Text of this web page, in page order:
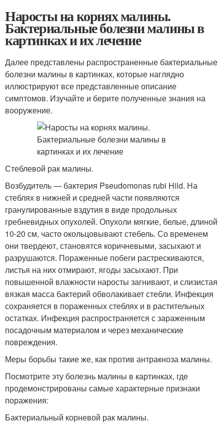
Наросты на корнях малины.
Бактериальные болезни малины в
картинках и их лечение
Далее представлены распространенные бактериальные
болезни малины в картинках, которые наглядно
иллюстрируют все представленные описание
симптомов. Изучайте и берите полученные знания на
вооружение.
Стеблевой рак малины.
Возбудитель — бактерия Pseudomonas rubi Hild. На
стеблях в нижней и средней части появляются
гранулированные вздутия в виде продольных
гребневидных опухолей. Опухоли мягкие, белые, длиной
10-20 см, часто окольцовывают стебель. Со временем
они твердеют, становятся коричневыми, засыхают и
разрушаются. Пораженные побеги растрескиваются,
листья на них отмирают, ягоды засыхают. При
повышенной влажности наросты загнивают, и слизистая
вязкая масса бактерий обволакивает стебли. Инфекция
сохраняется в пораженных стеблях и в растительных
остатках. Инфекция распространяется с зараженным
посадочным материалом и через механические
повреждения.
Меры борьбы такие же, как против антракноза малины.
Посмотрите эту болезнь малины в картинках, где
продемонстрированы самые характерные признаки
поражения:
Бактериальный корневой рак малины.